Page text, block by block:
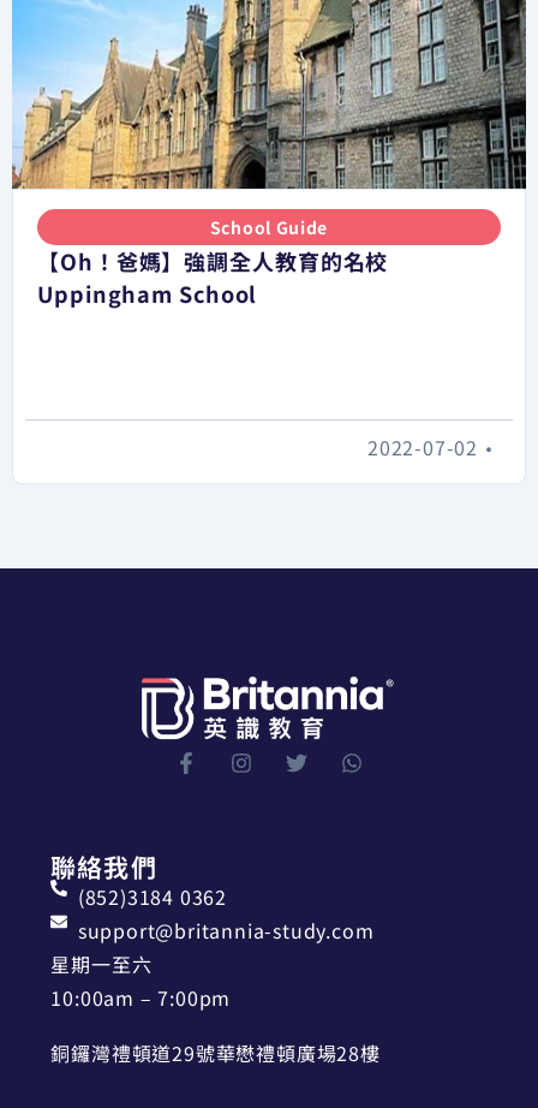
School Guide
【Oh！爸媽】強調全人教育的名校
Uppingham School
•
2022-07-02
聯絡我們
(852)3184 0362
support@britannia-study.com
星期一至六
10:00am – 7:00pm
銅鑼灣禮頓道29號華懋禮頓廣場28樓